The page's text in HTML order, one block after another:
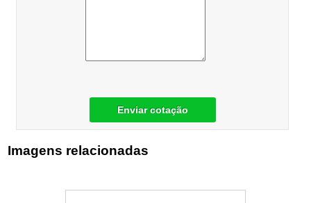
Enviar cotação
Imagens relacionadas